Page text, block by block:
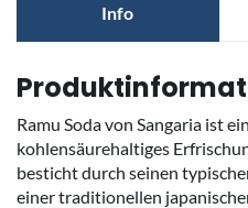
Info
Ramu Soda von Sangaria ist
kohlensäurehaltiges
besticht durch seinen
einer traditionellen